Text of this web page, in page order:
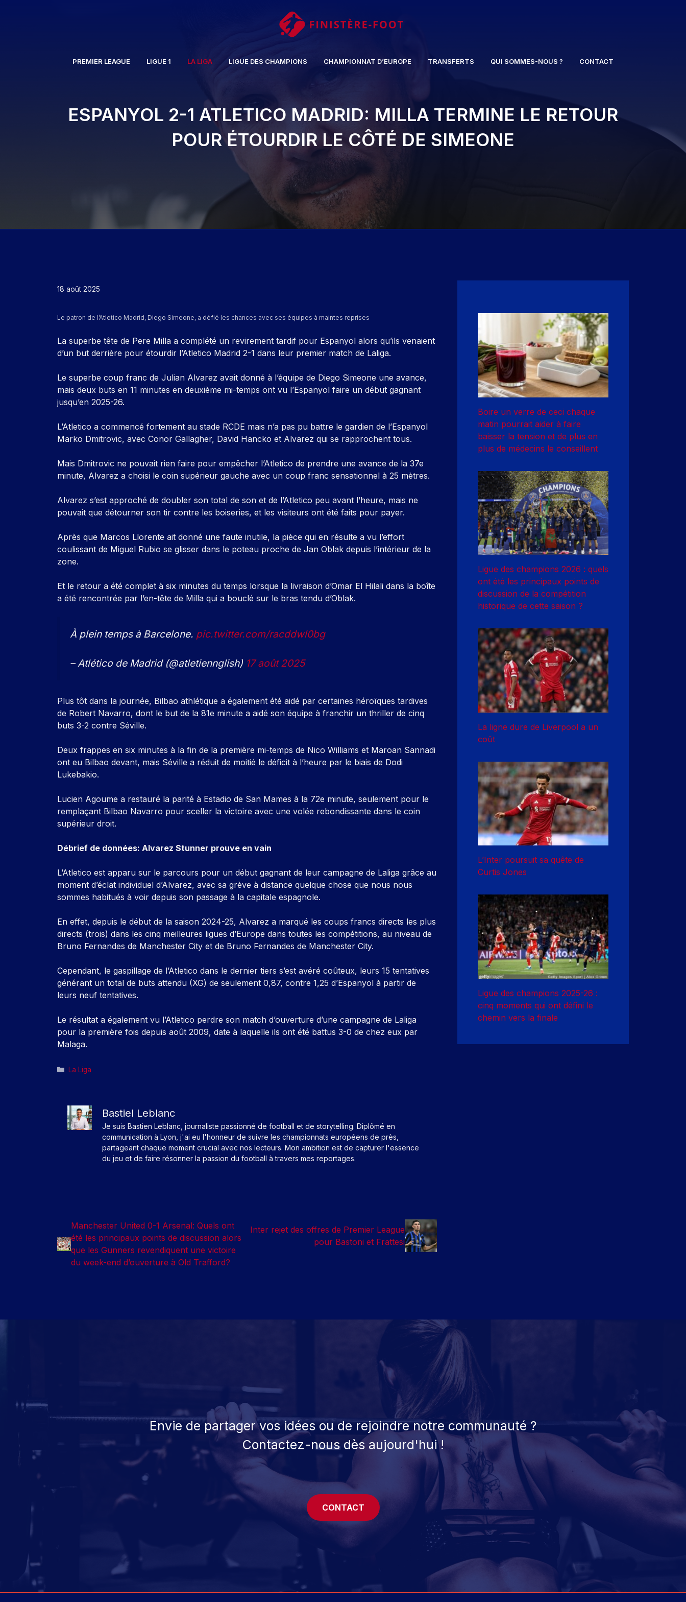
PREMIER LEAGUE LIGUE 1 LA LIGA LIGUE DES CHAMPIONS CHAMPIONNAT D’EUROPE TRANSFERTS QUI SOMMES-NOUS ? CONTACT
ESPANYOL 2-1 ATLETICO MADRID: MILLA TERMINE LE RETOUR
POUR ÉTOURDIR LE CÔTÉ DE SIMEONE
18 août 2025
Le patron de l’Atletico Madrid, Diego Simeone, a défié les chances avec ses équipes à maintes reprises
La superbe tête de Pere Milla a complété un revirement tardif pour Espanyol alors qu’ils venaient
d’un but derrière pour étourdir l’Atletico Madrid 2-1 dans leur premier match de Laliga.
Le superbe coup franc de Julian Alvarez avait donné à l’équipe de Diego Simeone une avance,
mais deux buts en 11 minutes en deuxième mi-temps ont vu l’Espanyol faire un début gagnant
jusqu’en 2025-26.
L’Atletico a commencé fortement au stade RCDE mais n’a pas pu battre le gardien de l’Espanyol
Marko Dmitrovic, avec Conor Gallagher, David Hancko et Alvarez qui se rapprochent tous.
Mais Dmitrovic ne pouvait rien faire pour empêcher l’Atletico de prendre une avance de la 37e
minute, Alvarez a choisi le coin supérieur gauche avec un coup franc sensationnel à 25 mètres.
Alvarez s’est approché de doubler son total de son et de l’Atletico peu avant l’heure, mais ne
pouvait que détourner son tir contre les boiseries, et les visiteurs ont été faits pour payer.
Après que Marcos Llorente ait donné une faute inutile, la pièce qui en résulte a vu l’effort
coulissant de Miguel Rubio se glisser dans le poteau proche de Jan Oblak depuis l’intérieur de la
zone.
Et le retour a été complet à six minutes du temps lorsque la livraison d’Omar El Hilali dans la boîte
a été rencontrée par l’en-tête de Milla qui a bouclé sur le bras tendu d’Oblak.
À plein temps à Barcelone. pic.twitter.com/racddwl0bg
– Atlético de Madrid (@atletiennglish) 17 août 2025
Plus tôt dans la journée, Bilbao athlétique a également été aidé par certaines héroïques tardives
de Robert Navarro, dont le but de la 81e minute a aidé son équipe à franchir un thriller de cinq
buts 3-2 contre Séville.
Deux frappes en six minutes à la fin de la première mi-temps de Nico Williams et Maroan Sannadi
ont eu Bilbao devant, mais Séville a réduit de moitié le déficit à l’heure par le biais de Dodi
Lukebakio.
Lucien Agoume a restauré la parité à Estadio de San Mames à la 72e minute, seulement pour le
remplaçant Bilbao Navarro pour sceller la victoire avec une volée rebondissante dans le coin
supérieur droit.
Débrief de données: Alvarez Stunner prouve en vain
L’Atletico est apparu sur le parcours pour un début gagnant de leur campagne de Laliga grâce au
moment d’éclat individuel d’Alvarez, avec sa grève à distance quelque chose que nous nous
sommes habitués à voir depuis son passage à la capitale espagnole.
En effet, depuis le début de la saison 2024-25, Alvarez a marqué les coups francs directs les plus
directs (trois) dans les cinq meilleures ligues d’Europe dans toutes les compétitions, au niveau de
Bruno Fernandes de Manchester City et de Bruno Fernandes de Manchester City.
Cependant, le gaspillage de l’Atletico dans le dernier tiers s’est avéré coûteux, leurs 15 tentatives
générant un total de buts attendu (XG) de seulement 0,87, contre 1,25 d’Espanyol à partir de
leurs neuf tentatives.
Le résultat a également vu l’Atletico perdre son match d’ouverture d’une campagne de Laliga
pour la première fois depuis août 2009, date à laquelle ils ont été battus 3-0 de chez eux par
Malaga.
Catégories
La Liga
Bastiel Leblanc
Je suis Bastien Leblanc, journaliste passionné de football et de storytelling. Diplômé en
communication à Lyon, j'ai eu l'honneur de suivre les championnats européens de près,
partageant chaque moment crucial avec nos lecteurs. Mon ambition est de capturer l'essence
du jeu et de faire résonner la passion du football à travers mes reportages.
Manchester United 0-1 Arsenal: Quels ont
été les principaux points de discussion alors
que les Gunners revendiquent une victoire
du week-end d’ouverture à Old Trafford?
Inter rejet des offres de Premier League
pour Bastoni et Frattesi
Boire un verre de ceci chaque
matin pourrait aider à faire
baisser la tension et de plus en
plus de médecins le conseillent
Ligue des champions 2026 : quels
ont été les principaux points de
discussion de la compétition
historique de cette saison ?
La ligne dure de Liverpool a un
coût
L’Inter poursuit sa quête de
Curtis Jones
Ligue des champions 2025-26 :
cinq moments qui ont défini le
chemin vers la finale
Envie de partager vos idées ou de rejoindre notre communauté ?
Contactez-nous dès aujourd'hui !
CONTACT